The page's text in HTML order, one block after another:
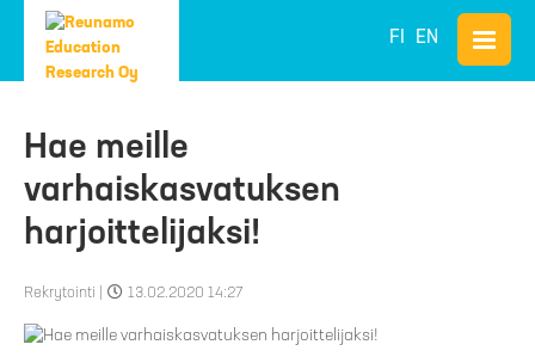
FI EN
Hae meille
varhaiskasvatuksen
harjoittelijaksi!
Rekrytointi 13.02.2020 14:27